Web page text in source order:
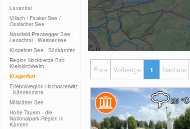
Lavanttal
Villach / Faaker See /
Ossiacher See
Nassfeld-Pressegger See -
Lesachtal - Weissensee
Klopeiner See - Südkärnten
Region Nockberge Bad
Kleinkirchheim
Klagenfurt
Erlebnisregion Hochosterwitz
- Kärntenmitte
Millstätter See
Hohe Tauern - die
Nationalpark-Region in
Kärnten
Erste Vorherige 1 Nächste
29°C